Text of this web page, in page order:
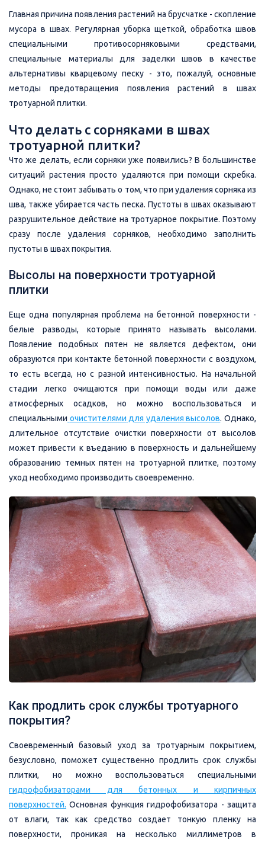
Главная причина появления растений на брусчатке - скопление
мусора в швах. Регулярная уборка щеткой, обработка швов
специальными противосорняковыми средствами,
специальные материалы для заделки швов в качестве
альтернативы кварцевому песку - это, пожалуй, основные
методы предотвращения появления растений в швах
тротуарной плитки.
Что делать с сорняками в швах
тротуарной плитки?
Что же делать, если сорняки уже появились? В большинстве
ситуаций растения просто удаляются при помощи скребка.
Однако, не стоит забывать о том, что при удаления сорняка из
шва, также убирается часть песка. Пустоты в швах оказывают
разрушительное действие на тротуарное покрытие. Поэтому
сразу после удаления сорняков, необходимо заполнить
пустоты в швах покрытия.
Высолы на поверхности тротуарной
плитки
Еще одна популярная проблема на бетонной поверхности -
белые разводы, которые принято называть высолами.
Появление подобных пятен не является дефектом, они
образуются при контакте бетонной поверхности с воздухом,
то есть всегда, но с разной интенсивностью. На начальной
стадии легко очищаются при помощи воды или даже
атмосферных осадков, но можно воспользоваться и
специальными очистителями для удаления высолов. Однако,
длительное отсутствие очистки поверхности от высолов
может привести к въеданию в поверхность и дальнейшему
образованию темных пятен на тротуарной плитке, поэтому
уход необходимо производить своевременно.
Как продлить срок службы тротуарного
покрытия?
Своевременный базовый уход за тротуарным покрытием,
безусловно, поможет существенно продлить срок службы
плитки, но можно воспользоваться специальными
гидрофобизаторами для бетонных и кирпичных
поверхностей. Основная функция гидрофобизатора - защита
от влаги, так как средство создает тонкую пленку на
поверхности, проникая на несколько миллиметров в